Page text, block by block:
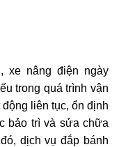
xe nâng điện ngày
trong quá trình vận
liên tục, ổn định
bảo trì và sửa chữa
dịch vụ đắp bánh